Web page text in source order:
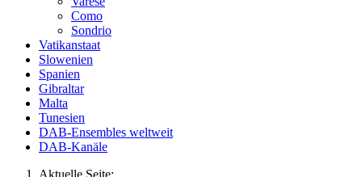
Como
Sondrio
Vatikanstaat
Slowenien
Spanien
Gibraltar
Malta
Tunesien
DAB-Ensembles weltweit
DAB-Kanäle